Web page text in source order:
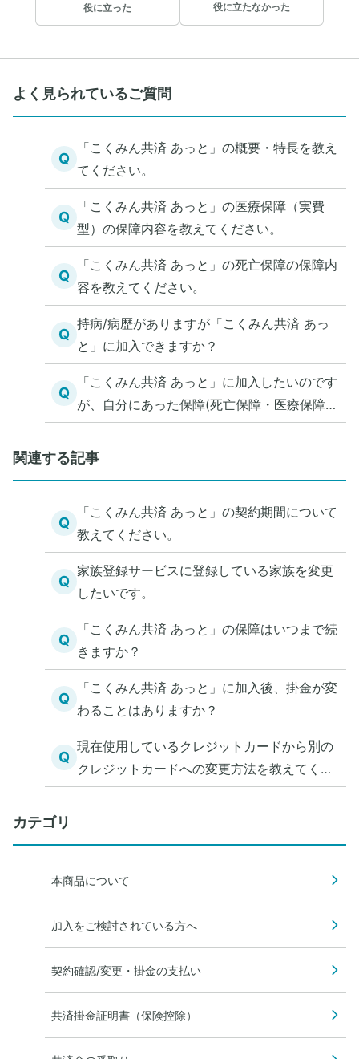
役に立った 役に立たなかった
よく見られているご質問
Q
「こくみん共済 あっと」の概要・特長を教え
てください。
Q
「こくみん共済 あっと」の医療保障（実費
型）の保障内容を教えてください。
Q
「こくみん共済 あっと」の死亡保障の保障内
容を教えてください。
Q
持病/病歴がありますが「こくみん共済 あっ
と」に加入できますか？
Q
「こくみん共済 あっと」に加入したいのです
が、自分にあった保障(死亡保障・医療保障)
を知る方法を教えてください。
関連する記事
Q
「こくみん共済 あっと」の契約期間について
教えてください。
Q
家族登録サービスに登録している家族を変更
したいです。
Q
「こくみん共済 あっと」の保障はいつまで続
きますか？
Q
「こくみん共済 あっと」に加入後、掛金が変
わることはありますか？
Q
現在使用しているクレジットカードから別の
クレジットカードへの変更方法を教えてくだ
さい。
カテゴリ
本商品について
加入をご検討されている方へ
契約確認/変更・掛金の支払い
共済掛金証明書（保険控除）